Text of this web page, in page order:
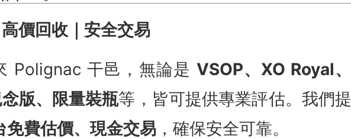
價回收｜安全交易
Polignac 干邑，無論是 VSOP、XO Royal、
版、限量裝瓶等，皆可提供專業評估。我們提
免費估價、現金交易 ，確保安全可靠。